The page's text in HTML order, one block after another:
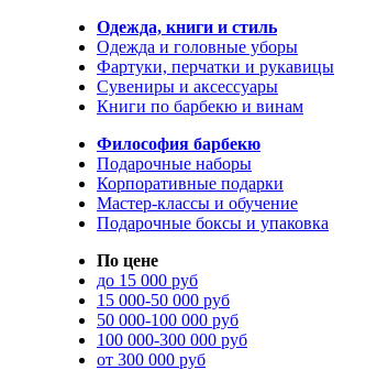
Одежда, книги и стиль
Одежда и головные уборы
Фартуки, перчатки и рукавицы
Сувениры и аксессуары
Книги по барбекю и винам
Философия барбекю
Подарочные наборы
Корпоративные подарки
Мастер-классы и обучение
Подарочные боксы и упаковка
По цене
до 15 000 руб
15 000-50 000 руб
50 000-100 000 руб
100 000-300 000 руб
от 300 000 руб